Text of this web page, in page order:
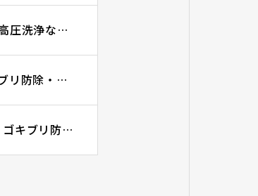
プロを呼ぶタイミング3選｜グリーストラップ清掃・ゴキブリ防除・高圧洗浄ならGRITに
詰まった時に最初に確認すること3選｜グリーストラップ清掃・ゴキブリ防除・高圧洗浄ならGRITに
自分たちで掃除するメリット・デメリット｜グリーストラップ清掃・ゴキブリ防除・排水管高圧洗浄ならGRIT合同会社にお任せください！